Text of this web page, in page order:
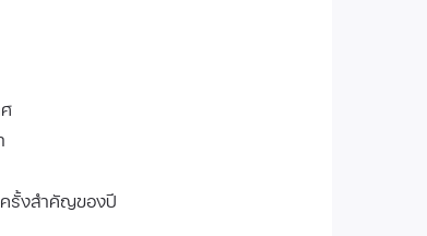
รั้งสำคัญของปี